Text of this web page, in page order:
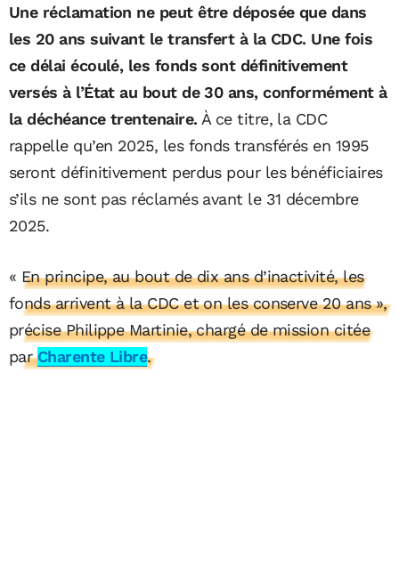
Une réclamation ne peut être déposée que dans
les 20 ans suivant le transfert à la CDC. Une fois
ce délai écoulé, les fonds sont définitivement
versés à l’État au bout de 30 ans, conformément à
la déchéance trentenaire. À ce titre, la CDC
rappelle qu’en 2025, les fonds transférés en 1995
seront définitivement perdus pour les bénéficiaires
s’ils ne sont pas réclamés avant le 31 décembre
2025.
« En principe, au bout de dix ans d’inactivité, les
fonds arrivent à la CDC et on les conserve 20 ans »,
précise Philippe Martinie, chargé de mission citée
parCharente Libre.